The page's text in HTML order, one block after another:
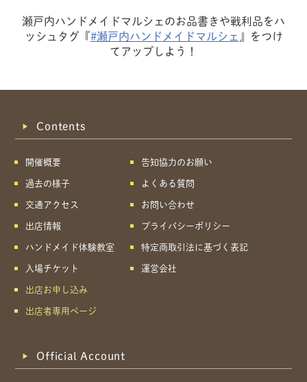
瀬戸内ハンドメイドマルシェのお品書きや戦利品をハ
ッシュタグ『#瀬戸内ハンドメイドマルシェ 』をつけ
てアップしよう！
Contents
開催概要
過去の様子
交通アクセス
出店情報
ハンドメイド体験教室
入場チケット
出店お申し込み
出店者専用ページ
告知協力のお願い
よくある質問
お問い合わせ
プライバシーポリシー
特定商取引法に基づく表記
運営会社
Official Account